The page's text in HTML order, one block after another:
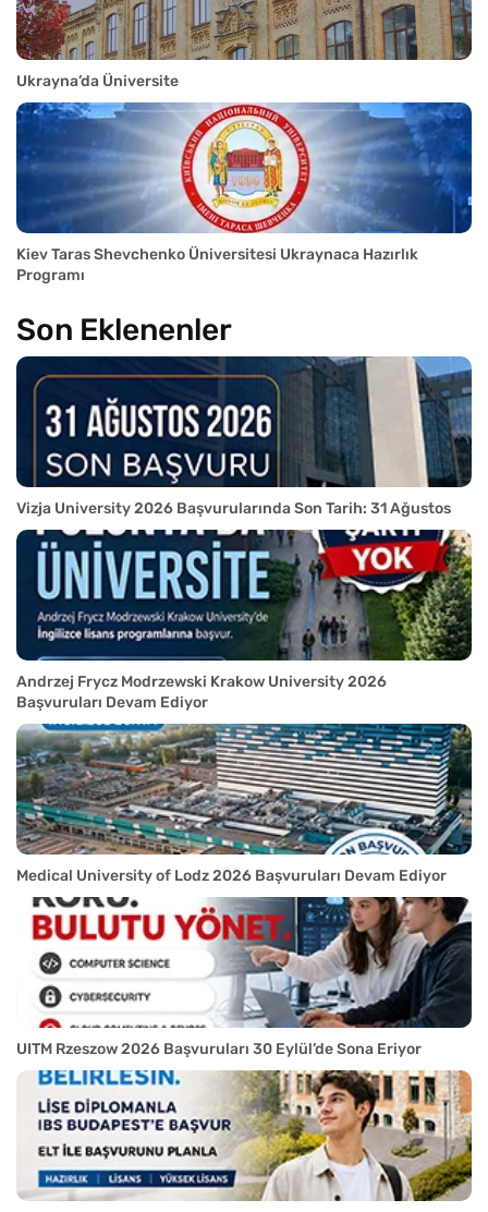
Ukrayna’da Üniversite
Kiev Taras Shevchenko Üniversitesi Ukraynaca Hazırlık
Programı
Son Eklenenler
Vizja University 2026 Başvurularında Son Tarih: 31 Ağustos
Andrzej Frycz Modrzewski Krakow University 2026
Başvuruları Devam Ediyor
Medical University of Lodz 2026 Başvuruları Devam Ediyor
UITM Rzeszow 2026 Başvuruları 30 Eylül’de Sona Eriyor